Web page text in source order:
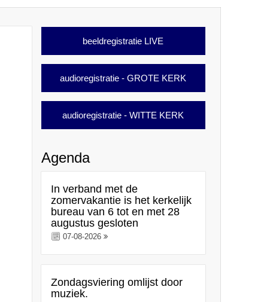
beeldregistratie LIVE
audioregistratie - GROTE KERK
audioregistratie - WITTE KERK
Agenda
In verband met de
zomervakantie is het kerkelijk
bureau van 6 tot en met 28
augustus gesloten
07-08-2026
Zondagsviering omlijst door
muziek.